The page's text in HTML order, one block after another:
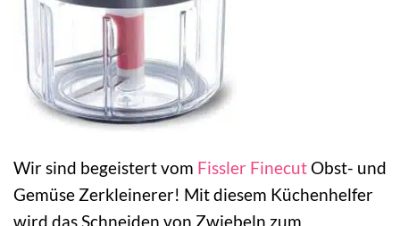
Wir sind begeistert vom Fissler Finecut Obst- und
Gemüse Zerkleinerer! Mit diesem Küchenhelfer
wird das Schneiden von Zwiebeln zum